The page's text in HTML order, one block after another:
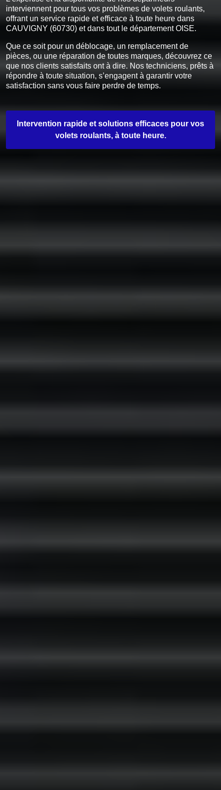
interviennent pour tous vos problèmes de volets roulants,
offrant un service rapide et efficace à toute heure dans
CAUVIGNY (60730) et dans tout le département OISE.
Que ce soit pour un déblocage, un remplacement de
pièces, ou une réparation de toutes marques, découvrez ce
que nos clients satisfaits ont à dire. Nos techniciens, prêts à
répondre à toute situation, s’engagent à garantir votre
satisfaction sans vous faire perdre de temps.
Intervention rapide et solutions efficaces pour vos
volets roulants, à toute heure.